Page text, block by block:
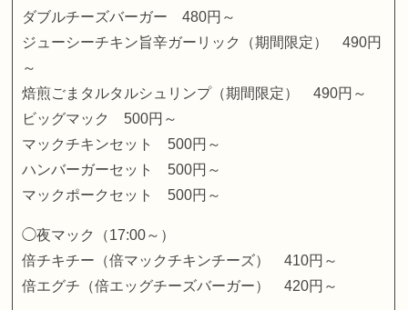
ダブルチーズバーガー 480円～
ジューシーチキン旨辛ガーリック（期間限定） 490円
～
焙煎ごまタルタルシュリンプ（期間限定） 490円～
ビッグマック 500円～
マックチキンセット 500円～
ハンバーガーセット 500円～
マックポークセット 500円～
◯夜マック（17:00～）
倍チキチー（倍マックチキンチーズ） 410円～
倍エグチ（倍エッグチーズバーガー） 420円～